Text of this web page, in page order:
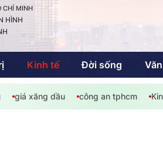
CHÍ MINH
HÌNH
Kinh tế Đời sống
Văn hóa - Giải trí
Giáo dục
giá xăng dầu công an tphcm